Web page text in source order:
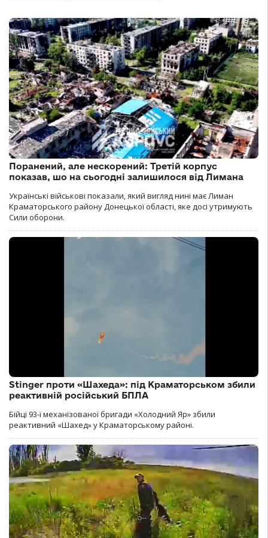
Поранений, але нескорений: Третій корпус
показав, шо на сьогодні залишилося від Лимана
Українські військові показали, який вигляд нині має Лиман
Краматорського району Донецької області, яке досі утримують
Сили оборони.
Stinger проти «Шахеда»: під Краматорськом збили
реактивній російський БПЛА
Бійці 93-ї механізованої бригади «Холодний Яр» збили
реактивний «Шахед» у Краматорському районі.